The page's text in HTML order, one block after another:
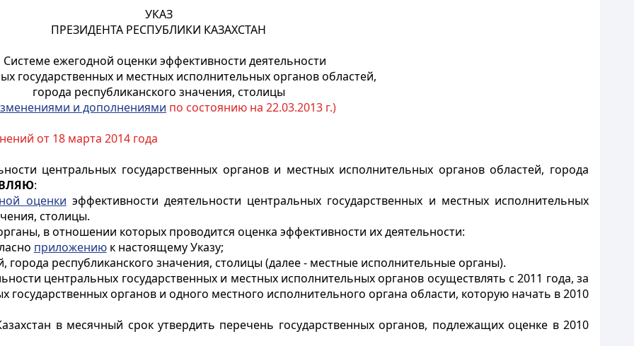
УКАЗ
ПРЕЗИДЕНТА РЕСПУБЛИКИ КАЗАХСТАН
ежегодной оценки эффективности деятельности
государственных и местных исполнительных органов областей,
города республиканского значения, столицы
и дополнениями по состоянию на 22.03.2013 г.)
от 18 марта 2014 года
центральных государственных органов и местных исполнительных органов областей, города
:
оценки эффективности деятельности центральных государственных и местных исполнительных
столицы.
в отношении которых проводится оценка эффективности их деятельности:
приложениюк настоящему Указу;
республиканского значения, столицы (далее - местные исполнительные органы).
центральных государственных и местных исполнительных органов осуществлять с 2011 года, за
органов и одного местного исполнительного органа области, которую начать в 2010
в месячный срок утвердить перечень государственных органов, подлежащих оценке в 2010